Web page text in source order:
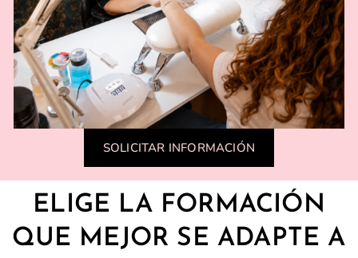
SOLICITAR INFORMACIÓN
ELIGE LA FORMACIÓN
QUE MEJOR SE ADAPTE A